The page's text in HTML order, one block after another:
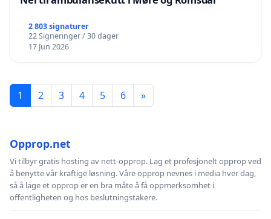
2 803 signaturer
22 Signeringer / 30 dager
17 Jun 2026
1 2 3 4 5 6 »
Opprop.net
Vi tilbyr gratis hosting av nett-opprop. Lag et profesjonelt opprop ved
å benytte vår kraftige løsning. Våre opprop nevnes i media hver dag,
så å lage et opprop er en bra måte å få oppmerksomhet i
offentligheten og hos beslutningstakere.